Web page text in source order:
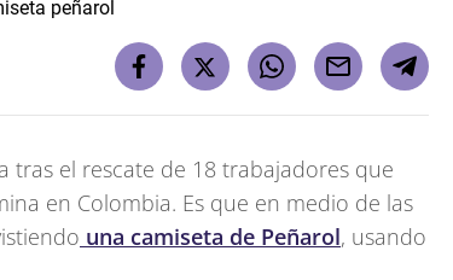
tras el rescate de 18 trabajadores que
en Colombia. Es que en medio de las
una camiseta de Peñarol, usando